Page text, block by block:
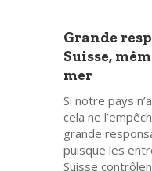
Grande
Suisse,
mer
Si notre pays
cela ne
grande
puisque les
Suisse